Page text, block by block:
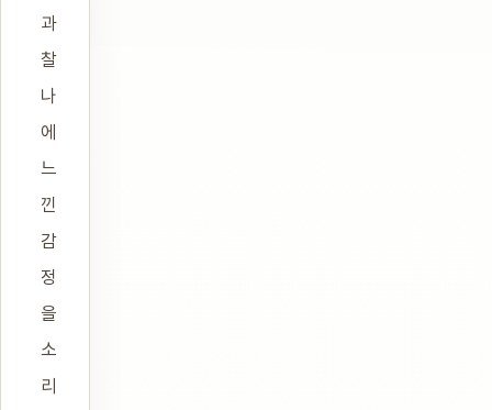
과
찰
나
에
느
낀
감
정
을
소
리